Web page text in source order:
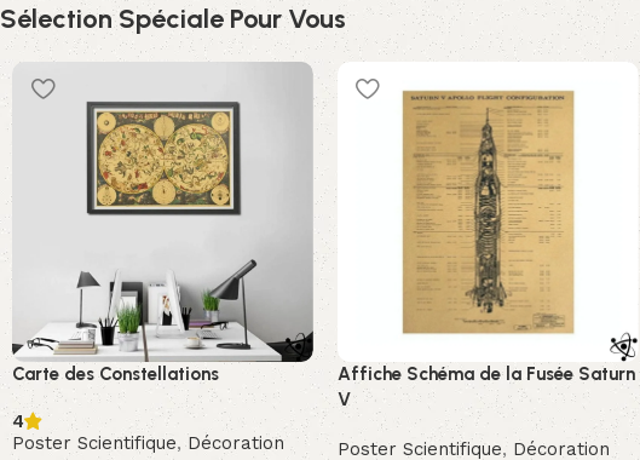
Sélection Spéciale Pour Vous
Carte des Constellations
4
Poster Scientifique,Décoration
Affiche Schéma de la Fusée Saturn
V
Poster Scientifique, Décoration